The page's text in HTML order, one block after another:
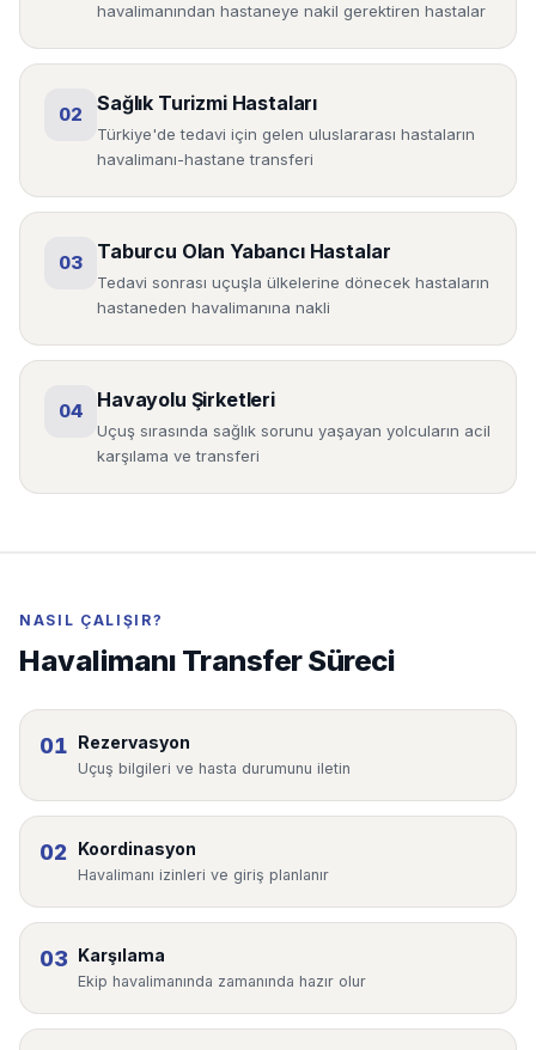
havalimanından hastaneye nakil gerektiren hastalar
02 Sağlık Turizmi Hastaları
Türkiye'de tedavi için gelen uluslararası hastaların
havalimanı-hastane transferi
03 Taburcu Olan Yabancı Hastalar
Tedavi sonrası uçuşla ülkelerine dönecek hastaların
hastaneden havalimanına nakli
04 Havayolu Şirketleri
Uçuş sırasında sağlık sorunu yaşayan yolcuların acil
karşılama ve transferi
NASIL ÇALIŞIR?
Havalimanı Transfer Süreci
01 Rezervasyon
Uçuş bilgileri ve hasta durumunu iletin
02 Koordinasyon
Havalimanı izinleri ve giriş planlanır
03 Karşılama
Ekip havalimanında zamanında hazır olur